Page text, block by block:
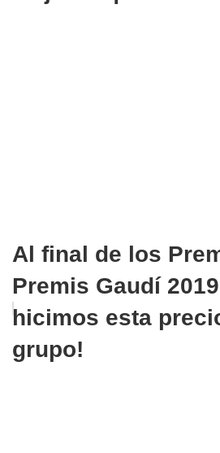
Al final de los
Premis Gaudí
hicimos esta
grupo!